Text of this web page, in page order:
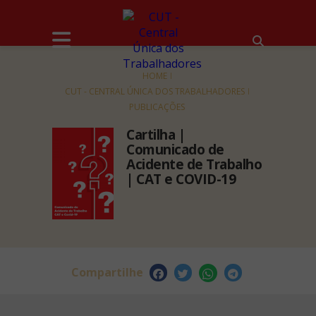
HOME
CUT - CENTRAL ÚNICA DOS TRABALHADORES
PUBLICAÇÕES
Cartilha |
Comunicado de
Acidente de Trabalho
| CAT e COVID-19
Compartilhe